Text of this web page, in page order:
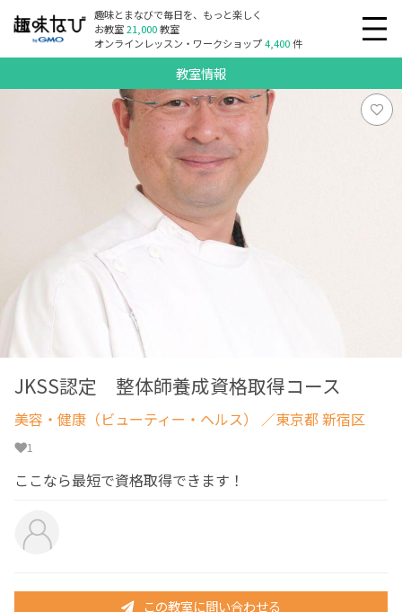
趣味とまなびで毎日を、もっと楽しく
お教室21,000教室
オンラインレッスン・ワークショップ4,400件
教室情報
JKSS認定 整体師養成資格取得コース
美容・健康（ビューティー・ヘルス） ／東京都 新宿区
1
ここなら最短で資格取得できます！
この教室に問い合わせる